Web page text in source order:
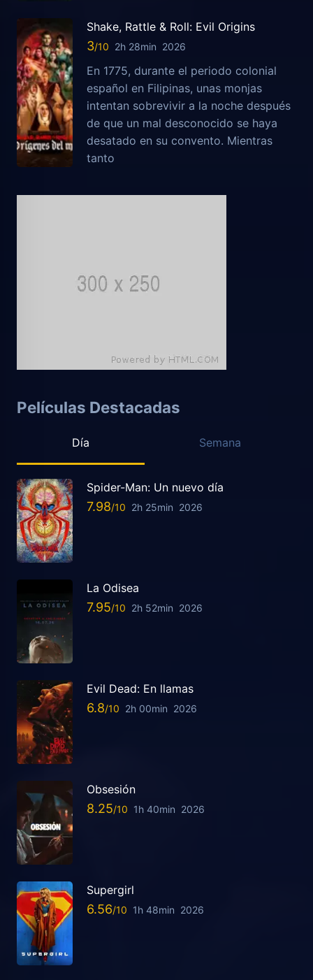
Shake, Rattle & Roll: Evil Origins
3 2h 28min 2026
En 1775, durante el periodo colonial
español en Filipinas, unas monjas
intentan sobrevivir a la noche después
de que un mal desconocido se haya
desatado en su convento. Mientras
tanto
Películas Destacadas
Día Semana
Spider-Man: Un nuevo día
7.98 2h 25min 2026
La Odisea
7.95 2h 52min 2026
Evil Dead: En llamas
6.8 2h 00min 2026
Obsesión
8.25 1h 40min 2026
Supergirl
6.56 1h 48min 2026